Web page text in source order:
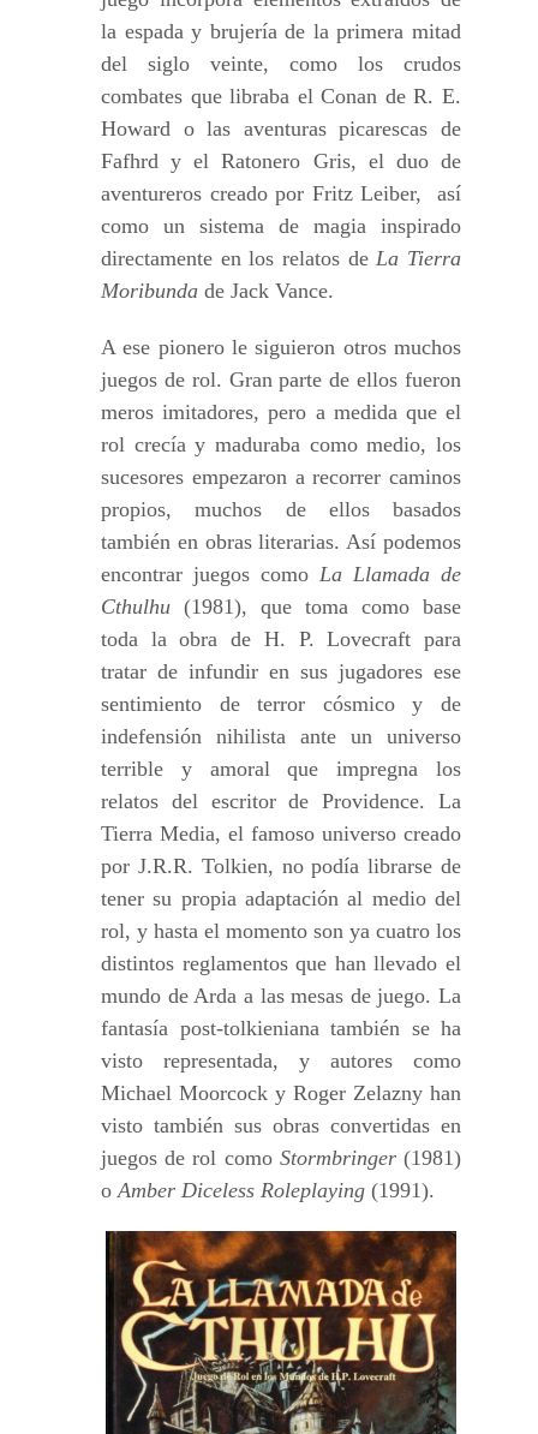
la espada y brujería de la primera mitad
del siglo veinte, como los crudos
combates que libraba el Conan de R. E.
Howard o las aventuras picarescas de
Fafhrd y el Ratonero Gris, el duo de
aventureros creado por Fritz Leiber, así
como un sistema de magia inspirado
directamente en los relatos deLa Tierra
Moribunda de Jack Vance.
A ese pionero le siguieron otros muchos
juegos de rol. Gran parte de ellos fueron
meros imitadores, pero a medida que el
rol crecía y maduraba como medio, los
sucesores empezaron a recorrer caminos
propios, muchos de ellos basados
también en obras literarias. Así podemos
encontrar juegos como La Llamada de
Cthulhu (1981), que toma como base
toda la obra de H. P. Lovecraft para
tratar de infundir en sus jugadores ese
sentimiento de terror cósmico y de
indefensión nihilista ante un universo
terrible y amoral que impregna los
relatos del escritor de Providence. La
Tierra Media, el famoso universo creado
por J.R.R. Tolkien, no podía librarse de
tener su propia adaptación al medio del
rol, y hasta el momento son ya cuatro los
distintos reglamentos que han llevado el
mundo de Arda a las mesas de juego. La
fantasía post-tolkieniana también se ha
visto representada, y autores como
Michael Moorcock y Roger Zelazny han
visto también sus obras convertidas en
juegos de rol como Stormbringer(1981)
oAmber Diceless Roleplaying (1991).